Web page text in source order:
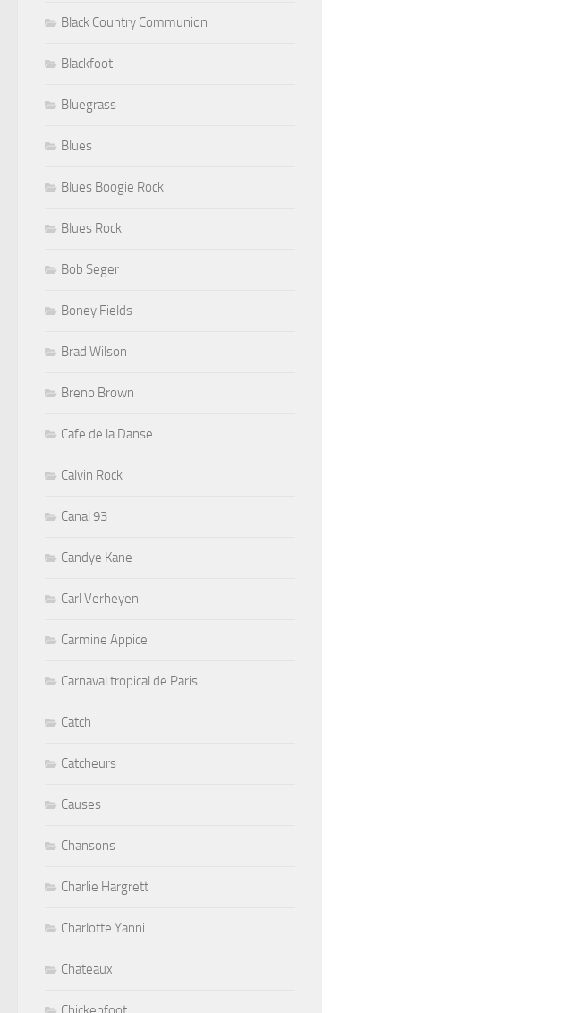
Black Country Communion
Blackfoot
Bluegrass
Blues
Blues Boogie Rock
Blues Rock
Bob Seger
Boney Fields
Brad Wilson
Breno Brown
Cafe de la Danse
Calvin Rock
Canal 93
Candye Kane
Carl Verheyen
Carmine Appice
Carnaval tropical de Paris
Catch
Catcheurs
Causes
Chansons
Charlie Hargrett
Charlotte Yanni
Chateaux